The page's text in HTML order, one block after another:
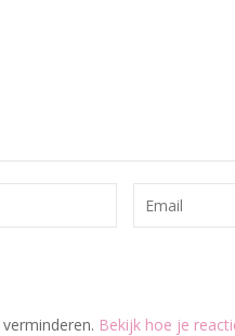
Bekijk hoe je